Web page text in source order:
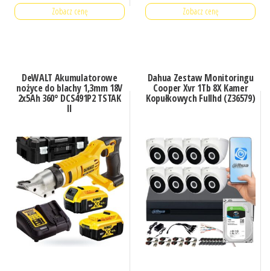
Zobacz cenę Zobacz cenę
DeWALT Akumulatorowe
nożyce do blachy 1,3mm 18V
2x5Ah 360° DCS491P2 TSTAK
II
Dahua Zestaw Monitoringu
Cooper Xvr 1Tb 8X Kamer
Kopułkowych Fullhd (Z36579)